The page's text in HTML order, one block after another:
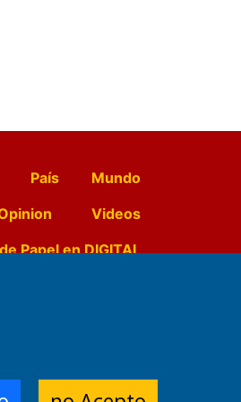
País
Mundo
Videos
Papel en DIGITAL